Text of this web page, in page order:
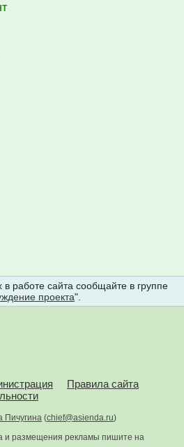
работе сайта сообщайте в группе
проекта".
Правила сайта
Пичугина (chief@asienda.ru)
и размещения рекламы пишите на